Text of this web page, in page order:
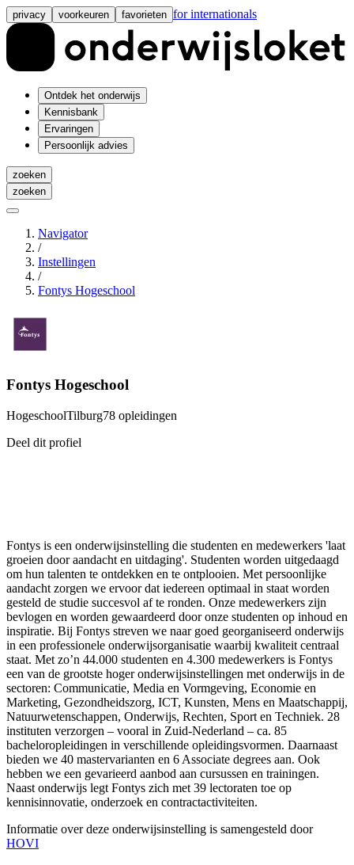
privacy voorkeuren favorieten for internationals
Ontdek het onderwijs
Kennisbank
Ervaringen
Persoonlijk advies
zoeken
zoeken
Navigator
/
Instellingen
/
Fontys Hogeschool
Fontys Hogeschool
HogeschoolTilburg78 opleidingen
Deel dit profiel
Fontys is een onderwijsinstelling die studenten en medewerkers 'laat
groeien door aandacht en uitdaging'. Studenten worden uitgedaagd
om hun talenten te ontdekken en te ontplooien. Met persoonlijke
aandacht zorgen we ervoor dat iedereen optimaal in staat worden
gesteld de studie succesvol af te ronden. Onze medewerkers zijn
bevlogen en worden gewaardeerd door onze studenten op inhoud en
inspiratie. Bij Fontys streven we naar goed georganiseerd onderwijs
in een professionele onderwijsorganisatie waarbij kwaliteit centraal
staat. Met zo’n 44.000 studenten en 4.300 medewerkers is Fontys
een van de grootste hoger onderwijsinstellingen met onderwijs in de
sectoren: Communicatie, Media en Vormgeving, Economie en
Marketing, Gezondheidszorg, ICT, Kunsten, Mens en Maatschappij,
Natuurwetenschappen, Onderwijs, Rechten, Sport en Techniek. 28
instituten verzorgen – vooral in Zuid-Nederland – ca. 85
bacheloropleidingen in verschillende opleidingsvormen. Daarnaast
bieden we 40 mastervarianten en 6 Associate degrees aan. Ook
hebben we een gevarieerd aanbod aan cursussen en trainingen.
Naast onderwijs legt Fontys zich met 39 lectoraten toe op
kennisinnovatie, onderzoek en contractactiviteiten.
Informatie over deze onderwijsinstelling is samengesteld door
HOVI